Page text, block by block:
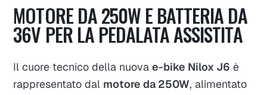
MOTORE DA 250W E BATTERIA DA
36V PER LA PEDALATA ASSISTITA
Il cuore tecnico della nuovae-bike Nilox J6 è
rappresentato dal motore da 250W, alimentato